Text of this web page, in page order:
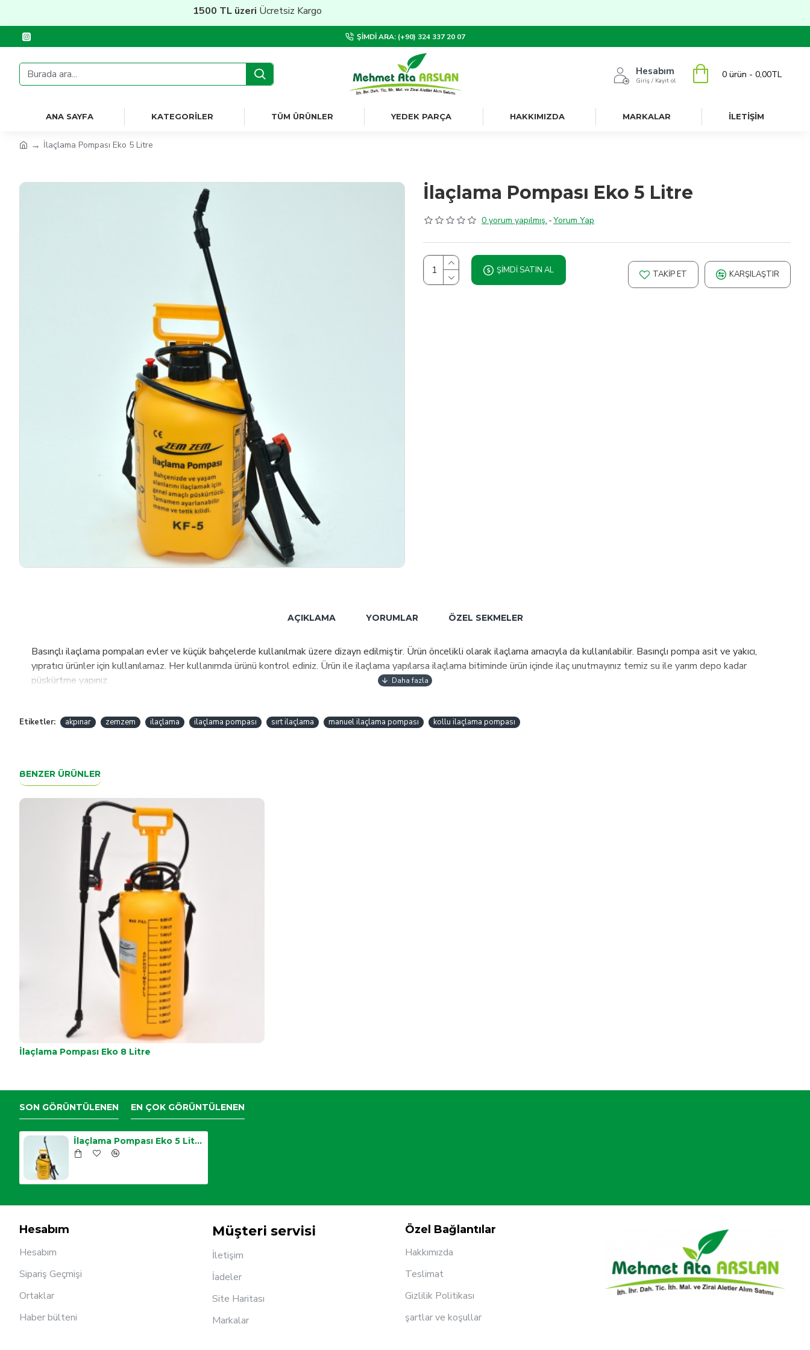
1500 TL üzeriÜcretsiz Kargo
ŞIMDI ARA: (+90) 324 337 20 07
Hesabım
Giriş / Kayıt ol
0 ürün - 0,00TL
ANA SAYFA KATEGORILER TÜM ÜRÜNLER YEDEK PARÇA HAKKIMIZDA MARKALAR İLETİŞİM
İlaçlama Pompası Eko 5 Litre
İlaçlama Pompası Eko 5 Litre
0 yorum yapılmış. -Yorum Yap
ŞIMDI SATIN AL TAKIP ET KARŞILAŞTIR
AÇIKLAMA YORUMLAR ÖZEL SEKMELER
Basınçlı ilaçlama pompaları evler ve küçük bahçelerde kullanılmak üzere dizayn edilmiştir. Ürün öncelikli olarak ilaçlama amacıyla da kullanılabilir. Basınçlı pompa asit ve yakıcı,
yıpratıcı ürünler için kullanılamaz. Her kullanımda ürünü kontrol ediniz. Ürün ile ilaçlama yapılarsa ilaçlama bitiminde ürün içinde ilaç unutmayınız temiz su ile yarım depo kadar
püskürtme yapınız.
Etiketler: akpınar zemzem ilaçlama ilaçlama pompası sırt ilaçlama manuel ilaçlama pompası kollu ilaçlama pompası
BENZER ÜRÜNLER
İlaçlama Pompası Eko 8 Litre
SON GÖRÜNTÜLENEN EN ÇOK GÖRÜNTÜLENEN
İlaçlama Pompası Eko 5 Litre
Hesabım
Hesabım
Sipariş Geçmişi
Ortaklar
Haber bülteni
Müşteri servisi
İletişim
İadeler
Site Haritası
Markalar
Özel Bağlantılar
Hakkımızda
Teslimat
Gizlilik Politikası
şartlar ve koşullar